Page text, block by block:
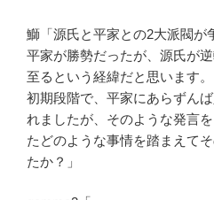
鰤「源氏と平家との2大派閥が
平家が勝勢だったが、源氏が
至るという経緯だと思います。
初期段階で、平家にあらずん
れましたが、そのような発言
たどのような事情を踏まえて
たか？」